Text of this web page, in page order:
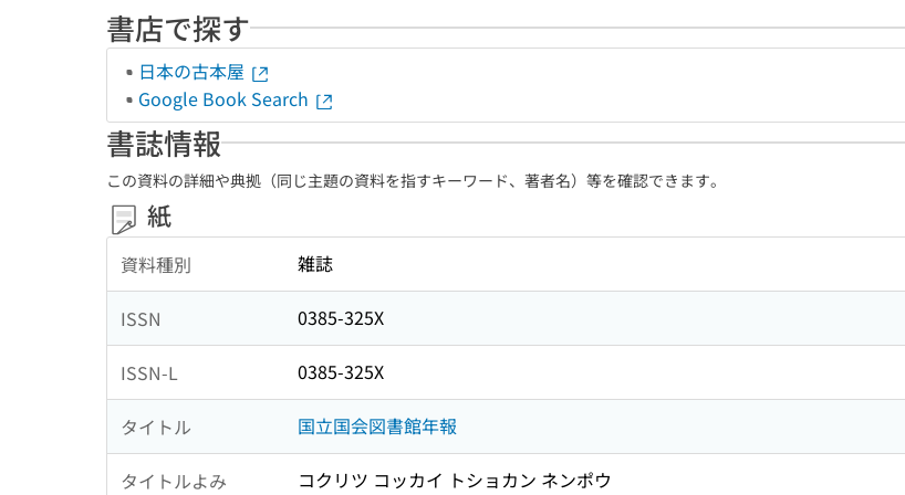
書店で探す
日本の古本屋
Google Book Search
書誌情報
この資料の詳細や典拠（同じ主題の資料を指すキーワード、著者名）等を確認できます。
紙
資料種別 雑誌
ISSN 0385-325X
ISSN-L 0385-325X
タイトル 国立国会図書館年報
タイトルよみ コクリツ コッカイ トショカン ネンポウ